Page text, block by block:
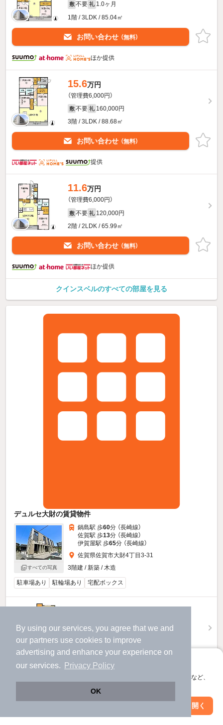
By using our services, you agree that we and
our partners use cookies to improve
advertising and enhance your experience on
our services.
Privacy Policy
OK
アプリに切り替えて、サクサクお部屋探し
会員登録なしですぐ使える。マップ検索やお気に入り保存など、
アプリを開く
敷 不要 礼 1.0ヶ月
1階 / 3LDK / 85.04㎡
お問い合わせ （無料）
ほか提供
15.6万円
（管理費6,000円）
敷 不要 礼 160,000円
3階 / 3LDK / 88.68㎡
お問い合わせ （無料）
提供
11.6万円
（管理費6,000円）
敷 不要 礼 120,000円
2階 / 2LDK / 65.99㎡
お問い合わせ （無料）
ほか提供
クインスベルのすべての部屋を見る
デュルセ大財の賃貸物件
すべての写真
鍋島駅 歩60分 （長崎線）
佐賀駅 歩13分 （長崎線）
伊賀屋駅 歩65分 （長崎線）
佐賀県佐賀市大財4丁目3-31
3階建 / 新築 / 木造
駐車場あり 駐輪場あり 宅配ボックス
1.0ヶ月
3階 / 1LDK / 42.2㎡
お問い合わせ
提供
6.85万円
絞り込み条件を変更